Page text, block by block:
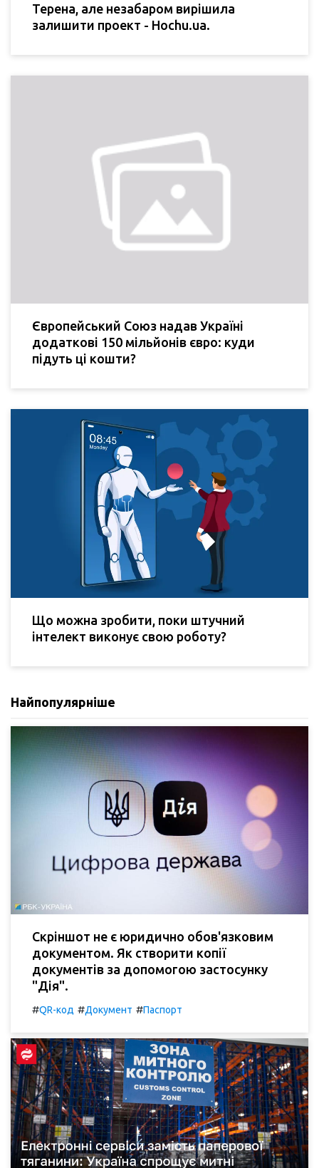
Терена, але незабаром вирішила
залишити проект - Hochu.ua.
Європейський Союз надав Україні
додаткові 150 мільйонів євро: куди
підуть ці кошти?
Що можна зробити, поки штучний
інтелект виконує свою роботу?
Найпопулярніше
Скріншот не є юридично обов'язковим
документом. Як створити копії
документів за допомогою застосунку
"Дія".
#QR-код #Документ #Паспорт